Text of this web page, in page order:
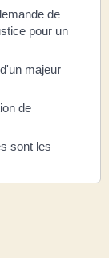
de
pour un
majeur
de
sont les